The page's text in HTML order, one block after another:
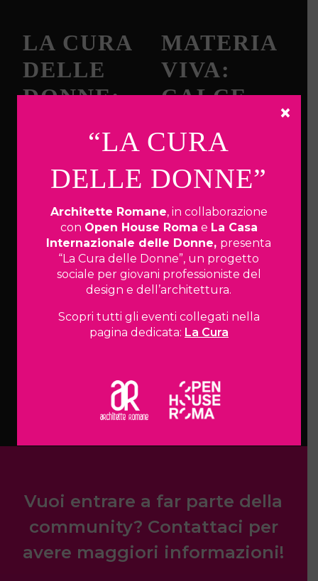
LA CURA
DELLE
DONNE:
MOSTRA
16.05.2026
progettiste, architette e
studentesse, la mostra mette
al centro l’idea che lo spazio
non sia…
MATERIA
VIVA:
CALCE,
E
DECORAZ
IONI
06.05.2026
Un worklab esperienziale
dedicato alla scoperta della
calce, dell’argilla e delle
finiture decorative naturali
Vuoi entrare a far parte della
community? Contattaci per
avere maggiori informazioni!
“LA CURA
DELLE DONNE”
Architette Romane, in collaborazione
con Open House Roma e La Casa
Internazionale delle Donne, presenta
“La Cura delle Donne”, un progetto
sociale per giovani professioniste del
design e dell’architettura.
Scopri tutti gli eventi collegati nella
pagina dedicata: La Cura
×